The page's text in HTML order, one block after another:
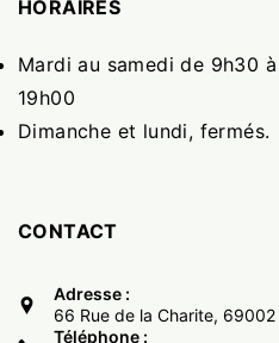
HORAIRES
Mardi au samedi de 9h30
19h00
Dimanche et lundi, fermés.
CONTACT
Adresse :
66 Rue de la Charite, 69002
Téléphone :